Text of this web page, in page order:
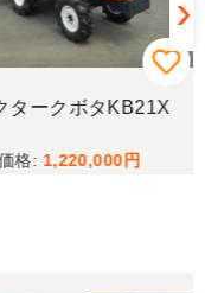
別機を無事持ち帰
り時に旧機が故障
価格の本機を見つ
ンスクさんありが
タークボタKB21X
1,220,000